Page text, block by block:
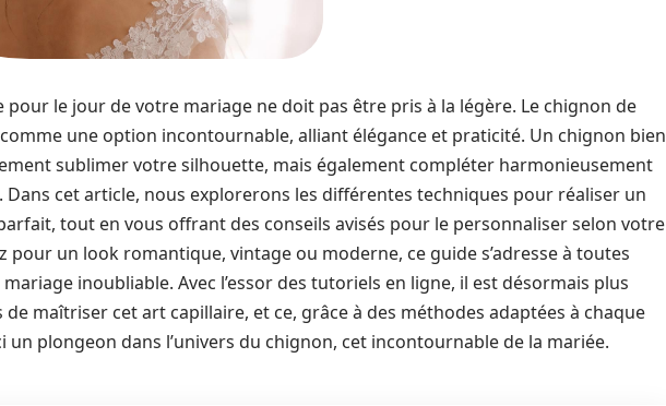
pour le jour de votre mariage ne doit pas être pris à la légère. Le chignon de
une option incontournable, alliant élégance et praticité. Un chignon bien
sublimer votre silhouette, mais également compléter harmonieusement
Dans cet article, nous explorerons les différentes techniques pour réaliser un
tout en vous offrant des conseils avisés pour le personnaliser selon votre
pour un look romantique, vintage ou moderne, ce guide s’adresse à toutes
mariage inoubliable. Avec l’essor des tutoriels en ligne, il est désormais plus
de maîtriser cet art capillaire, et ce, grâce à des méthodes adaptées à chaque
un plongeon dans l’univers du chignon, cet incontournable de la mariée.